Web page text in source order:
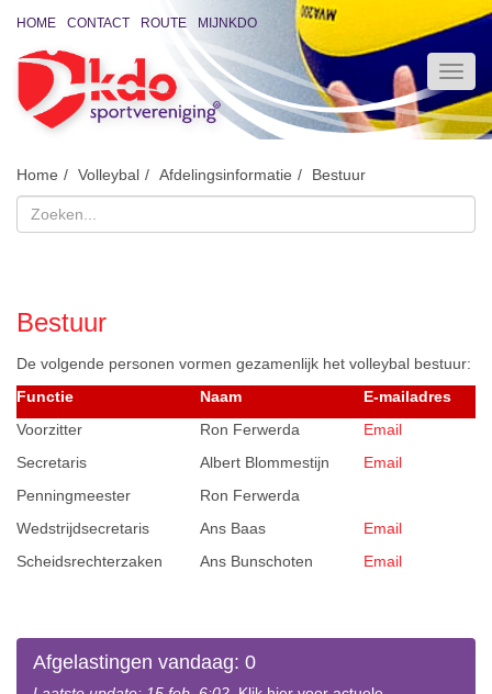
HOME CONTACT ROUTE MIJNKDO
Home Volleybal Afdelingsinformatie Bestuur
Bestuur
De volgende personen vormen gezamenlijk het volleybal bestuur:
Functie
Naam
E-mailadres
Voorzitter
Ron Ferwerda
Email
Secretaris
Albert Blommestijn
Email
Penningmeester
Ron Ferwerda
Wedstrijdsecretaris
Ans Baas
Email
Scheidsrechterzaken
Ans Bunschoten Email
Afgelastingen vandaag: 0